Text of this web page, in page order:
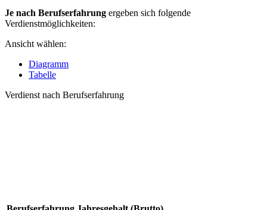
Je nach Berufserfahrung ergeben sich folgende
Verdienstmöglichkeiten:
Ansicht wählen:
Diagramm
Tabelle
Verdienst nach Berufserfahrung